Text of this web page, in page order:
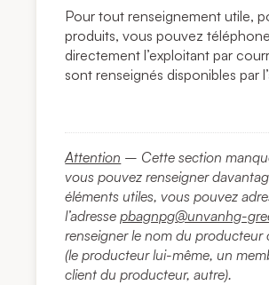
Pour tout renseignement utile,
produits, vous pouvez
directement l’exploitant par
sont renseignés disponibles par
Attention – Cette section
vous pouvez renseigner
éléments utiles, vous pouvez
l’adressepbagnpg@unvanhg-
renseigner le nom du producteur
(le producteur lui-même, un
client du producteur, autre).